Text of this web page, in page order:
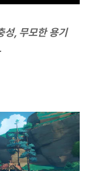
성, 무모한 용기